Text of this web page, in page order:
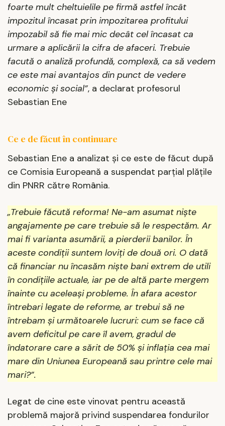
foarte mult cheltuielile pe firmă astfel încât
impozitul încasat prin impozitarea profitului
impozabil să fie mai mic decât cel încasat ca
urmare a aplicării la cifra de afaceri. Trebuie
facută o analiză profundă, complexă, ca să vedem
ce este mai avantajos din punct de vedere
economic și social”, a declarat profesorul
Sebastian Ene
Ce e de făcut în continuare
Sebastian Ene a analizat și ce este de făcut după
ce Comisia Europeană a suspendat parțial plățile
din PNRR către România.
„Trebuie făcută reforma! Ne-am asumat niște
angajamente pe care trebuie să le respectăm. Ar
mai fi varianta asumării, a pierderii banilor. În
aceste condiții suntem loviți de două ori. O dată
că financiar nu încasăm niște bani extrem de utili
în condițiile actuale, iar pe de altă parte mergem
înainte cu aceleași probleme. În afara acestor
întrebari legate de reforme, ar trebui să ne
întrebam și următoarele lucruri: cum se face că
avem deficitul pe care îl avem, gradul de
îndatorare care a sărit de 50% și inflația cea mai
mare din Uniunea Europeană sau printre cele mai
mari?”.
Legat de cine este vinovat pentru această
problemă majoră privind suspendarea fondurilor